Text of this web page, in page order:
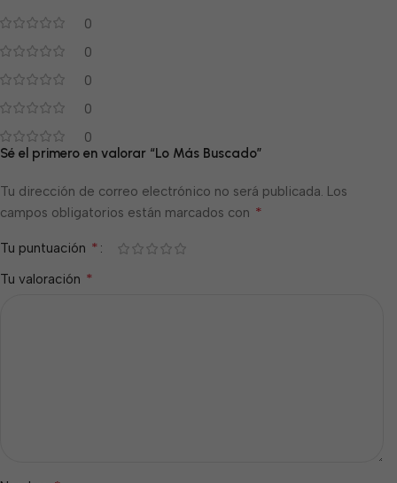
0
0
0
0
0
Sé el primero en valorar “Lo Más Buscado”
Tu dirección de correo electrónico no será publicada. Los
campos obligatorios están marcados con *
Tu puntuación *
Tu valoración *